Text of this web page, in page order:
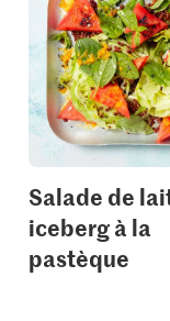
Salade de
iceberg à la
pastèque